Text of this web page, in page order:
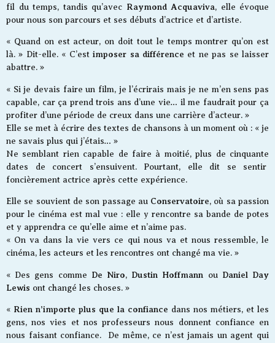
fil du temps, tandis qu’avec Raymond Acquaviva, elle évoque
pour nous son parcours et ses débuts d’actrice et d’artiste.
« Quand on est acteur, on doit tout le temps montrer qu’on est
là. » Dit-elle. « C’estimposer sa différence et ne pas se laisser
abattre. »
« Si je devais faire un film, je l’écrirais mais je ne m’en sens pas
capable, car ça prend trois ans d’une vie… il me faudrait pour ça
profiter d’une période de creux dans une carrière d’acteur. »
Elle se met à écrire des textes de chansons à un moment où : « je
ne savais plus qui j’étais… »
Ne semblant rien capable de faire à moitié, plus de cinquante
dates de concert s’ensuivent. Pourtant, elle dit se sentir
foncièrement actrice après cette expérience.
Elle se souvient de son passage au Conservatoire, où sa passion
pour le cinéma est mal vue : elle y rencontre sa bande de potes
et y apprendra ce qu’elle aime et n’aime pas.
« On va dans la vie vers ce qui nous va et nous ressemble, le
cinéma, les acteurs et les rencontres ont changé ma vie. »
« Des gens comme De Niro, Dustin Hoffmann ou Daniel Day
Lewis ont changé les choses. »
« Rien n’importe plus que la confiance dans nos métiers, et les
gens, nos vies et nos professeurs nous donnent confiance en
nous faisant confiance. De même, ce n’est jamais un agent qui